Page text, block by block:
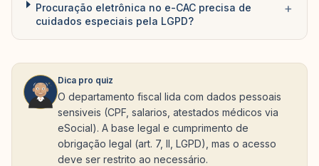
Procuração eletrônica no e-CAC precisa de
cuidados especiais pela LGPD?
+
Dica pro quiz
O departamento fiscal lida com dados pessoais
sensiveis (CPF, salarios, atestados médicos via
eSocial). A base legal e cumprimento de
obrigação legal (art. 7, II, LGPD), mas o acesso
deve ser restrito ao necessário.